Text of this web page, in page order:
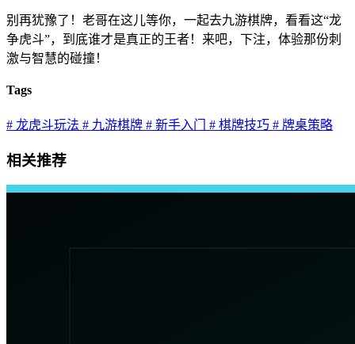
别再犹豫了！老哥在这儿等你，一起去九游棋牌，看看这“龙
争虎斗”，到底谁才是真正的王者！来吧，下注，体验那份刺
激与智慧的碰撞！
Tags
# 龙虎斗玩法 # 九游棋牌 # 新手入门 # 棋牌技巧 # 牌桌策略
相关推荐